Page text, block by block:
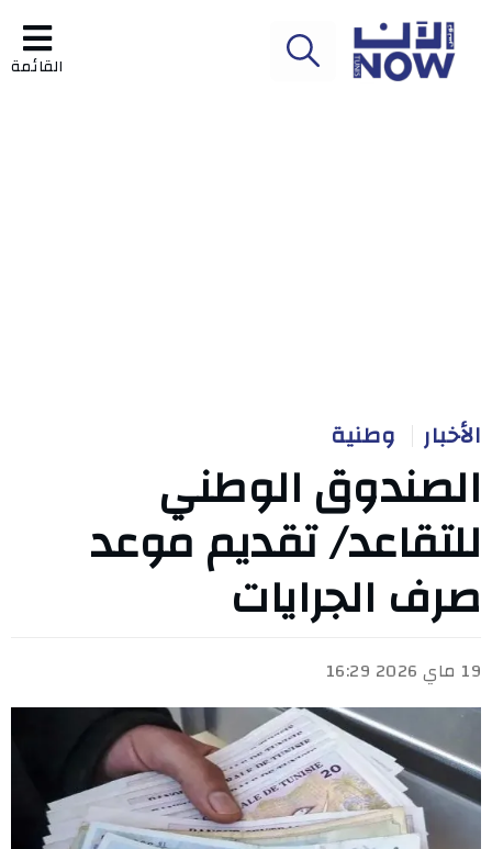
القائمة
الأخبار وطنية
الصندوق الوطني
للتقاعد/ تقديم موعد
صرف الجرايات
19 ماي 2026 16:29